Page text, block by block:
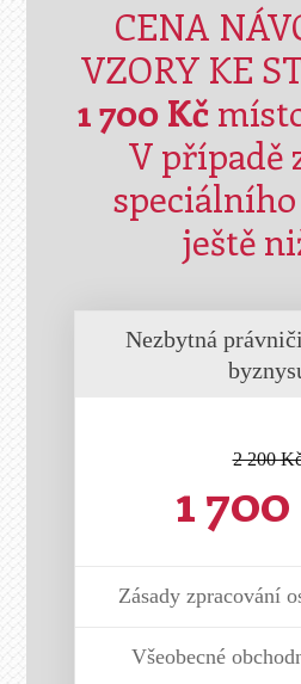
CENA
VZORY KE
1 700 Kč
V případě
ještě
Nezbytná
2 200
1
Zásady zpracování
Všeobecné